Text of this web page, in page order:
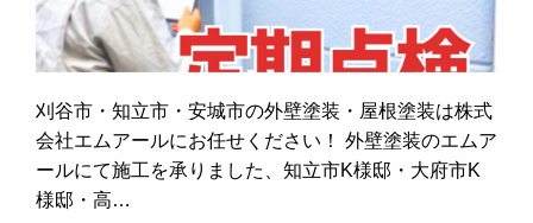
刈谷市・知立市・安城市の外壁塗装・屋根塗装は株式
会社エムアールにお任せください！ 外壁塗装のエムア
ールにて施工を承りました、知立市K様邸・大府市K
様邸・高…